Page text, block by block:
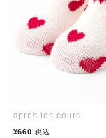
apres les cours
¥660税込